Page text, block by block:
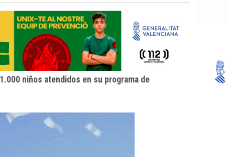
niños atendidos en su programa de